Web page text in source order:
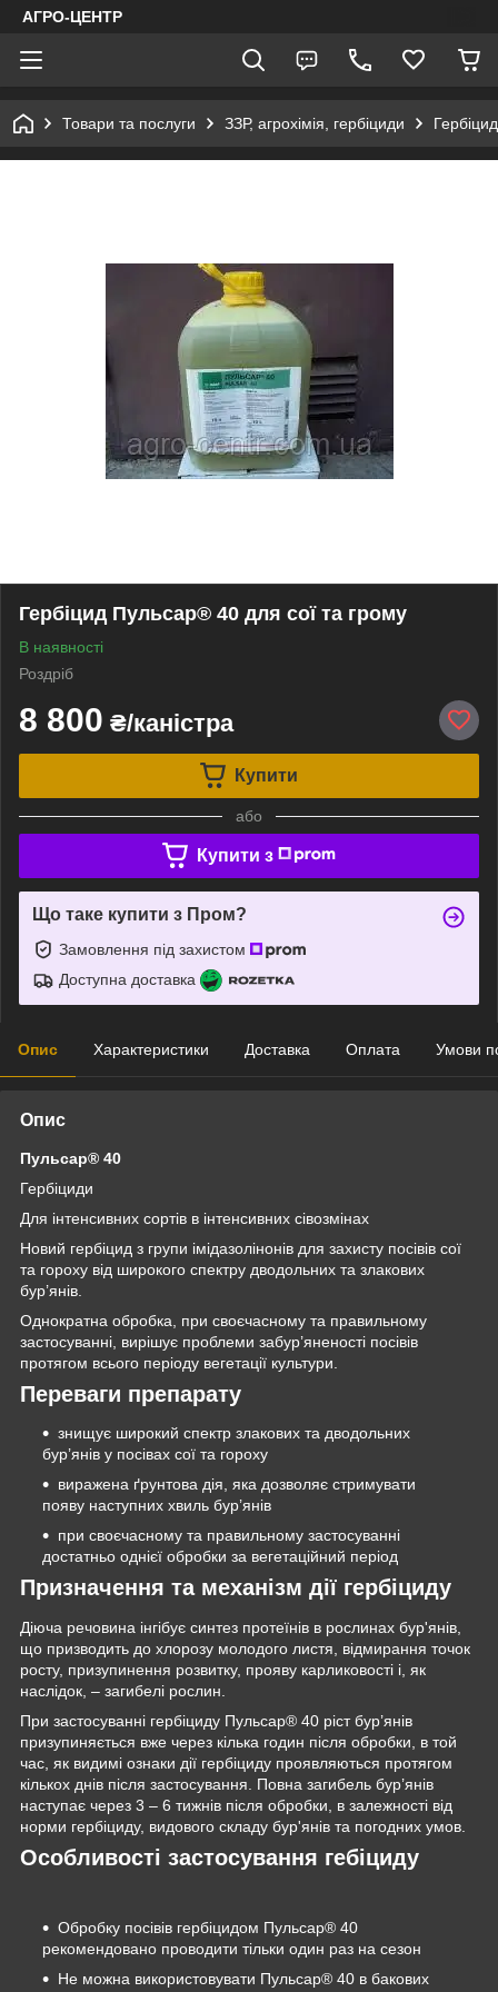
АГРО-ЦЕНТР
Товари та послуги ЗЗР, агрохімія, гербіциди
Гербіцид Пульсар® 40 для сої та грому
В наявності
Роздріб
8 800 ₴/каністра
Купити
або
Купити з
Що таке купити з Пром?
Замовлення під захистом
Доступна доставка
Опис Характеристики Доставка Оплата Умови
Опис
Пульсар® 40
Гербіциди
Для інтенсивних сортів в інтенсивних сівозмінах
Новий гербіцид з групи імідазолінонів для захисту посівів сої
та гороху від широкого спектру дводольних та злакових
бур’янів.
Однократна обробка, при своєчасному та правильному
застосуванні, вирішує проблеми забур’яненості посівів
протягом всього періоду вегетації культури.
Переваги препарату
знищує широкий спектр злакових та дводольних
бур’янів у посівах сої та гороху
виражена ґрунтова дія, яка дозволяє стримувати
появу наступних хвиль бур’янів
при своєчасному та правильному застосуванні
достатньо однієї обробки за вегетаційний період
Призначення та механізм дії гербіциду
Діюча речовина інгібує синтез протеїнів в рослинах бур'янів,
що призводить до хлорозу молодого листя, відмирання точок
росту, призупинення розвитку, прояву карликовості і, як
наслідок, – загибелі рослин.
При застосуванні гербіциду Пульсар® 40 ріст бур’янів
призупиняється вже через кілька годин після обробки, в той
час, як видимі ознаки дії гербіциду проявляються протягом
кількох днів після застосування. Повна загибель бур’янів
наступає через 3 – 6 тижнів після обробки, в залежності від
норми гербіциду, видового складу бур'янів та погодних умов.
Особливості застосування гебіциду
Обробку посівів гербіцидом Пульсар® 40
рекомендовано проводити тільки один раз на сезон
Не можна використовувати Пульсар® 40 в бакових